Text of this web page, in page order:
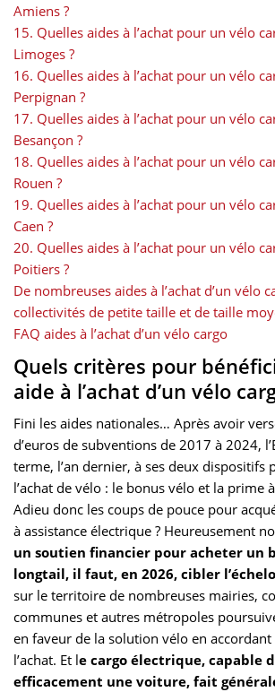
Amiens ?
15. Quelles aides à l’achat pour un vélo
Limoges ?
16. Quelles aides à l’achat pour un vélo
Perpignan ?
17. Quelles aides à l’achat pour un vélo
Besançon ?
18. Quelles aides à l’achat pour un vélo
Rouen ?
19. Quelles aides à l’achat pour un vélo
Caen ?
20. Quelles aides à l’achat pour un vélo
Poitiers ?
De nombreuses aides à l’achat d’un vélo
collectivités de petite taille et de taille
FAQ aides à l’achat d’un vélo cargo
Quels critères pour
aide à l’achat d’un vélo
Fini les aides nationales… Après avoir
d’euros de subventions de 2017 à 2024,
terme, l’an dernier, à ses deux dispositifs
l’achat de vélo : le bonus vélo et la prime
Adieu donc les coups de pouce pour
à assistance électrique ? Heureusement
un soutien financier pour acheter un
longtail, il faut, en 2026, cibler
sur le territoire de nombreuses mairies,
communes et autres métropoles
en faveur de la solution vélo en accordant
l’achat. Et le cargo électrique, capable
efficacement une voiture, fait